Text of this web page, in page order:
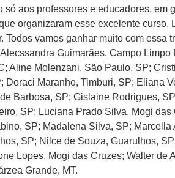
só aos professores e educadores, em
organizaram esse excelente
Todos vamos ganhar muito com essa
Guimarães, Campo
Aline Molenzani, São Paulo, SP;
Doraci Maranho, Timburi, SP; Eliana
Barbosa, SP; Gislaine Rodrigues,
SP; Luciana Prado Silva, Mogi
SP; Madalena Silva, SP;
SP; Nilce de Souza, Guarulhos,
Lopes, Mogi das Cruzes; Walter de
Grande, MT.